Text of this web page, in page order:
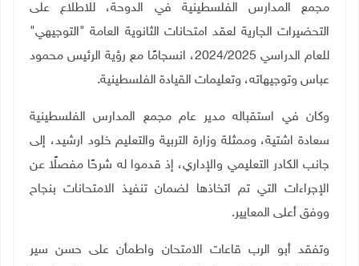
مجمع المدارس الفلسطينية في الدوحة، للاطلاع على
التحضيرات الجارية لعقد امتحانات الثانوية العامة "التوجيهي"
للعام الدراسي 2024/2025، انسجامًا مع رؤية الرئيس محمود
عباس وتوجيهاته، وتعليمات القيادة الفلسطينية.
وكان في استقباله مدير عام مجمع المدارس الفلسطينية
سعادة اشتية، وممثلة وزارة التربية والتعليم خلود ارشيد، إلى
جانب الكادر التعليمي والإداري، إذ قدموا له شرحًا مفصلًا عن
الإجراءات التي تم اتخاذها لضمان تنفيذ الامتحانات بنجاح
ووفق أعلى المعايير.
وتفقد أبو الرب قاعات الامتحان واطمأن على حسن سير